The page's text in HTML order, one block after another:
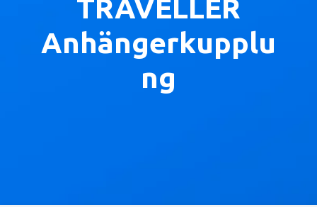
TRAVELLER
Anhängerkupplu
ng